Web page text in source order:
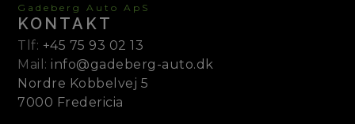
Gadeberg Auto ApS
KONTAKT
Tlf: +45 75 93 02 13
Mail: info@gadeberg-auto.dk
Nordre Kobbelvej 5
7000 Fredericia